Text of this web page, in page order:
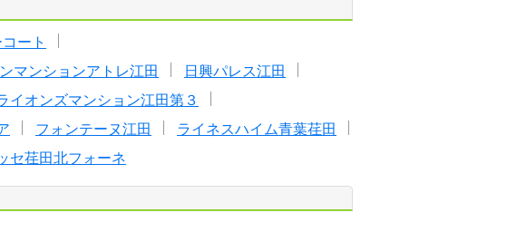
ート
マンションアトレ江田
日興パレス江田
イオンズマンション江田第３
フォンテーヌ江田
ライネスハイム青葉荏田
セ荏田北フォーネ